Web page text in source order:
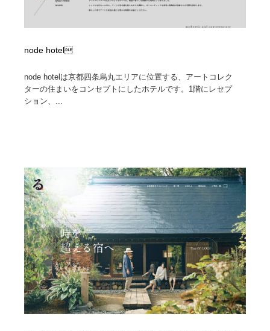
node hotel
node hotelは京都四条烏丸エリアに位置する、アートコレク
ターの住まいをコンセプトにしたホテルです。1階にレセプ
ション、...